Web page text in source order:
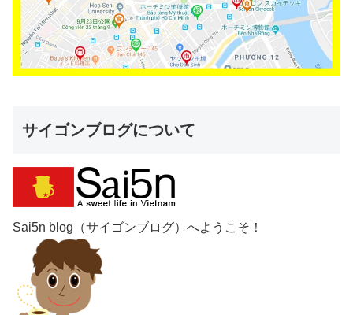
サイゴンブログについて
Sai5n blog（サイゴンブログ）へようこそ！